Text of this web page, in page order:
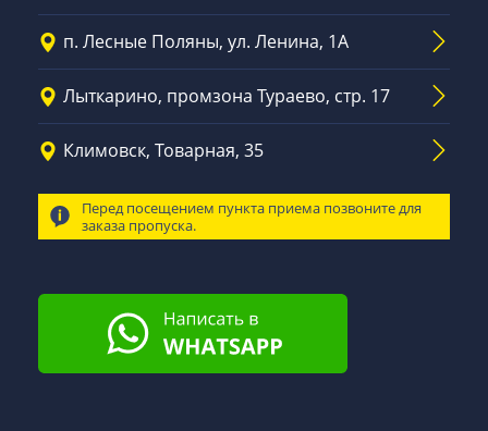
п. Лесные Поляны, ул. Ленина, 1А
Лыткарино, промзона Тураево, стр. 17
Климовск, Товарная, 35
Перед посещением пункта приема позвоните для
заказа пропуска.